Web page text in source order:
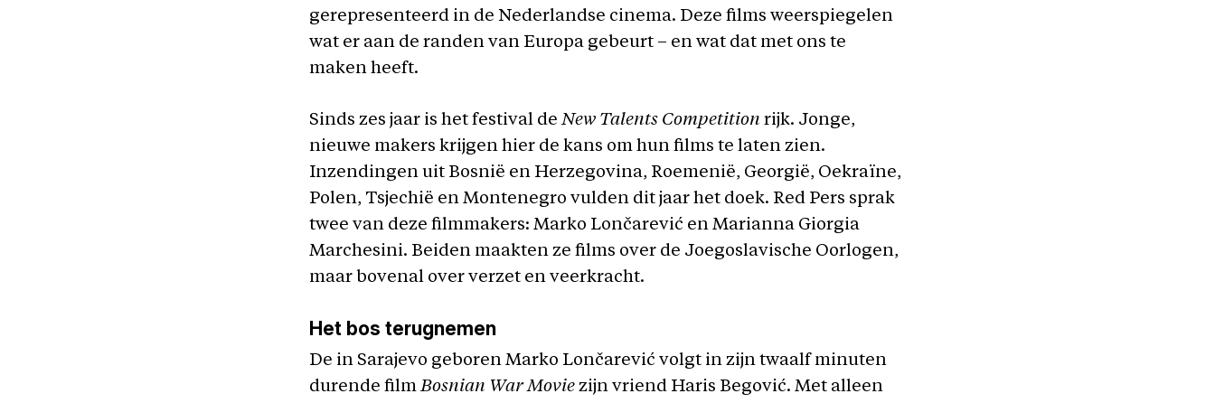
gerepresenteerd in de Nederlandse cinema. Deze films weerspiegelen
wat er aan de randen van Europa gebeurt – en wat dat met ons te
maken heeft.
Sinds zes jaar is het festival deNew Talents Competition rijk. Jonge,
nieuwe makers krijgen hier de kans om hun films te laten zien.
Inzendingen uit Bosnië en Herzegovina, Roemenië, Georgië, Oekraïne,
Polen, Tsjechië en Montenegro vulden dit jaar het doek. Red Pers sprak
twee van deze filmmakers: Marko Lončarević en Marianna Giorgia
Marchesini. Beiden maakten ze films over de Joegoslavische Oorlogen,
maar bovenal over verzet en veerkracht.
Het bos terugnemen
De in Sarajevo geboren Marko Lončarević volgt in zijn twaalf minuten
durende filmBosnian War Movie zijn vriend Haris Begović. Met alleen